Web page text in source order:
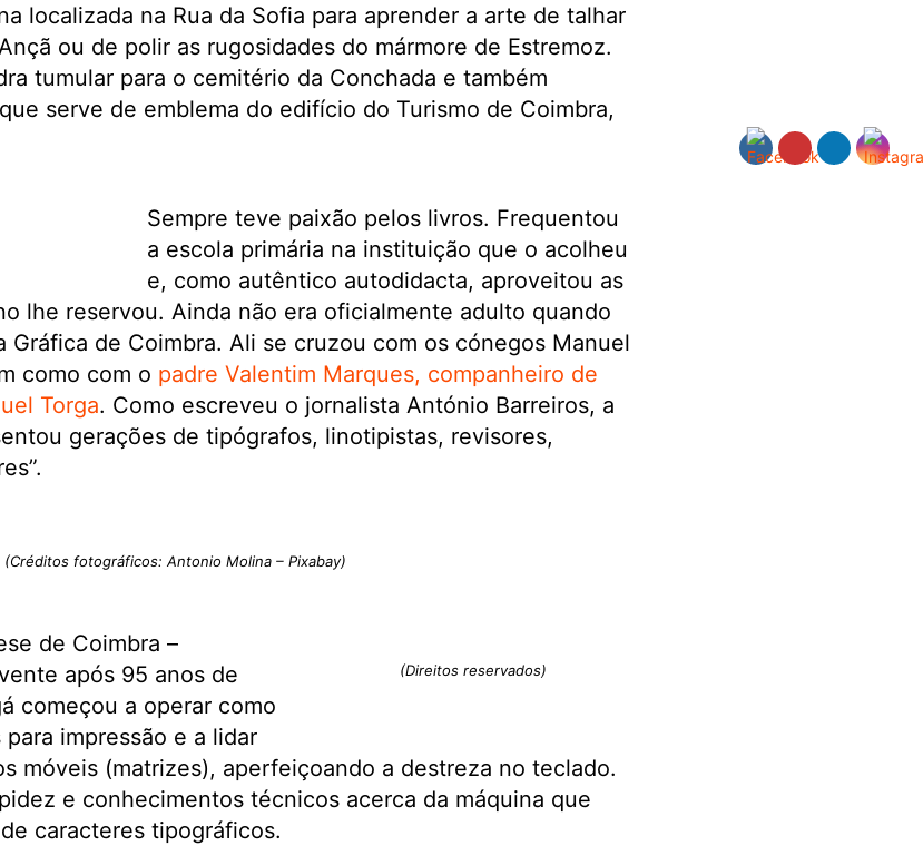
localizada na Rua da Sofia para aprender a arte de talhar
ou de polir as rugosidades do mármore de Estremoz.
tumular para o cemitério da Conchada e também
serve de emblema do edifício do Turismo de Coimbra,
Sempre teve paixão pelos livros. Frequentou
a escola primária na instituição que o acolheu
e, como autêntico autodidacta, aproveitou as
lhe reservou. Ainda não era oficialmente adulto quando
Gráfica de Coimbra. Ali se cruzou com os cónegos Manuel
como com o padre Valentim Marques, companheiro de
Torga. Como escreveu o jornalista António Barreiros, a
gerações de tipógrafos, linotipistas, revisores,
(Créditos fotográficos: Antonio Molina – Pixabay)
(Direitos reservados)
de Coimbra –
após 95 anos de
começou a operar como
impressão e a lidar
móveis (matrizes), aperfeiçoando a destreza no teclado.
e conhecimentos técnicos acerca da máquina que
caracteres tipográficos.